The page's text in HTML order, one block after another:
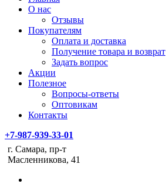
О нас
Отзывы
Покупателям
Оплата и доставка
Получение товара и возврат
Задать вопрос
Акции
Полезное
Вопросы-ответы
Оптовикам
Контакты
+7-987-939-33-01
г. Самара, пр-т
Масленникова, 41